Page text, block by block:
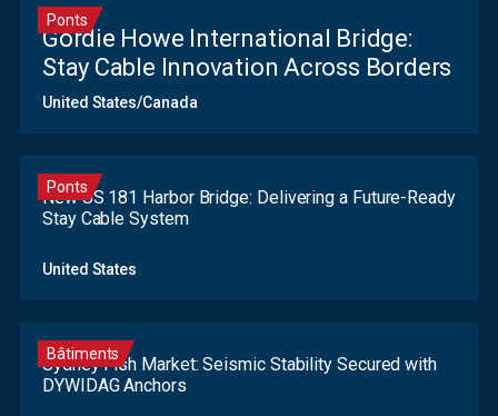
Ponts
Gordie Howe International Bridge:
Stay Cable Innovation Across Borders
United States/Canada
Ponts
New US 181 Harbor Bridge: Delivering a Future-Ready
Stay Cable System
United States
Bâtiments
Sydney Fish Market: Seismic Stability Secured with
DYWIDAG Anchors